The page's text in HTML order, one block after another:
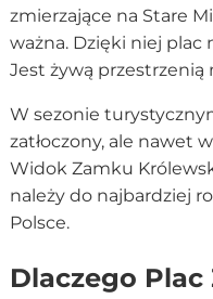
zmierzające na Stare
ważna. Dzięki niej
Jest żywą przestrzenią
W sezonie
zatłoczony, ale nawet
Widok Zamku
należy do najbardziej
Polsce.
Dlaczego